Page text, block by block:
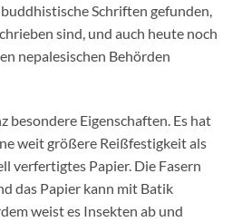
Schriften gefunden,
sind, und auch heute noch
nepalesischen Behörden
besondere Eigenschaften. Es hat
weit größere Reißfestigkeit als
verfertigtes Papier. Die Fasern
das Papier kann mit Batik
weist es Insekten ab und